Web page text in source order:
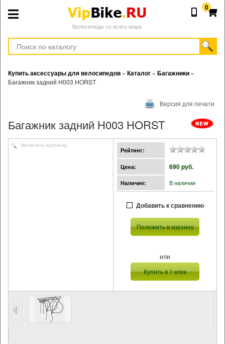
Велосипеды со всего мира
0
Купить аксессуары для велосипедов » Каталог » Багажники »
Багажник задний H003 HORST
Версия для печати
Багажник задний H003 HORST
Увеличить картинку
Рейтинг:
Цена: 690 pуб.
Наличие: В наличии
Добавить к сравнению
Положить в корзину
или
Купить в 1 клик